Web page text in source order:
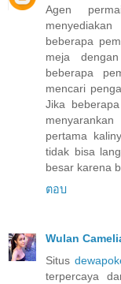
Agen
beberapa
meja
beberapa
mencari
Jika
pertama
tidak bisa
besar karena
ตอบ
Wulan
Situs
terpercaya